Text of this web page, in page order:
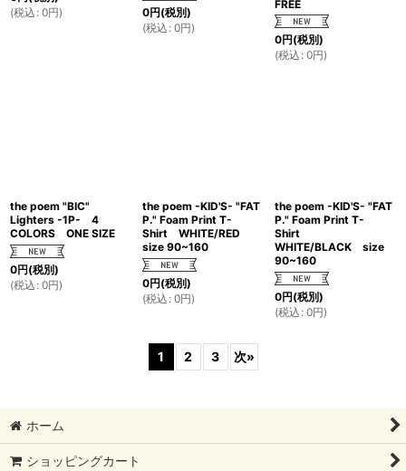
(税込 : 0円) 0円(税別)
(税込 : 0円)
FREE
0円(税別)
(税込 : 0円)
the poem "BIC"
Lighters -1P- 4
COLORS ONE SIZE
0円(税別)
(税込 : 0円)
the poem -KID'S- "FAT
P." Foam Print T-
Shirt WHITE/RED
size 90~160
0円(税別)
(税込 : 0円)
the poem -KID'S- "FAT
P." Foam Print T-
Shirt
WHITE/BLACK size
90~160
0円(税別)
(税込 : 0円)
1 2 3 次»
ホーム
ショッピングカート